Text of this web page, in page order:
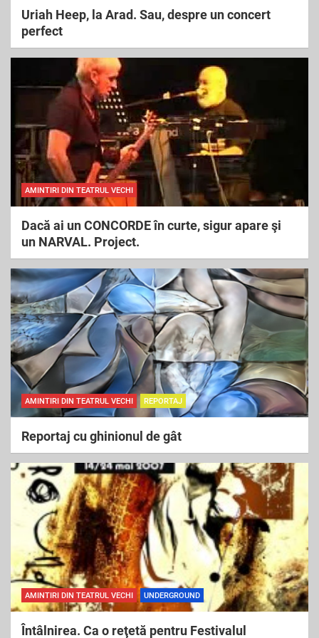
Uriah Heep, la Arad. Sau, despre un concert
perfect
AMINTIRI DIN TEATRUL VECHI
Dacă ai un CONCORDE în curte, sigur apare şi
un NARVAL. Project.
AMINTIRI DIN TEATRUL VECHI REPORTAJ
Reportaj cu ghinionul de gât
AMINTIRI DIN TEATRUL VECHI UNDERGROUND
Întâlnirea. Ca o reţetă pentru Festivalul